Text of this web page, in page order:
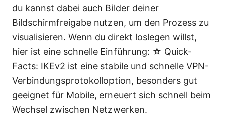
du kannst dabei auch Bilder deiner
Bildschirmfreigabe nutzen, um den Prozess zu
visualisieren. Wenn du direkt loslegen willst,
hier ist eine schnelle Einführung: ☆ Quick-
Facts: IKEv2 ist eine stabile und schnelle VPN-
Verbindungsprotokolloption, besonders gut
geeignet für Mobile, erneuert sich schnell beim
Wechsel zwischen Netzwerken.